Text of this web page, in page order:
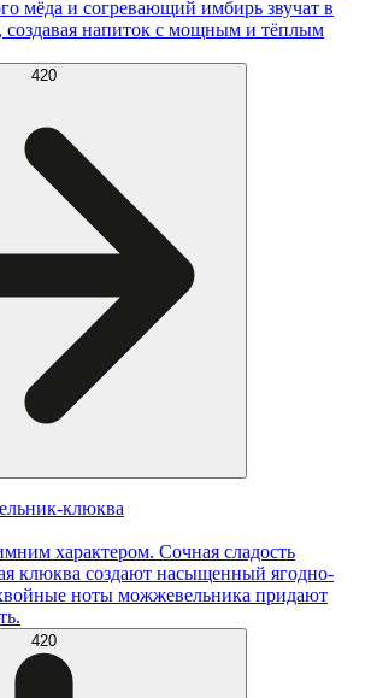
мёда и согревающий имбирь звучат в
создавая напиток с мощным и тёплым
420
клюква
характером. Сочная сладость
клюква создают насыщенный ягодно-
ноты можжевельника придают
420